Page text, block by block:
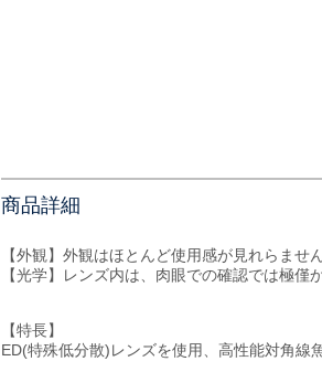
商品詳細
【外観】外観はほとんど使用感が見れらませ
【光学】レンズ内は、肉眼での確認では極僅
【特長】
ED(特殊低分散)レンズを使用、高性能対角線